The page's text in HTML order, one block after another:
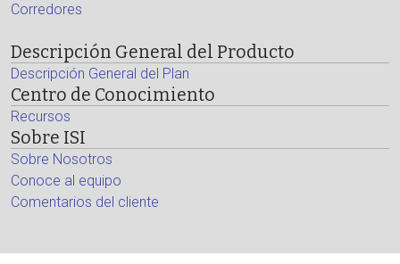
Corredores
Descripción General del Producto
Descripción General del Plan
Centro de Conocimiento
Recursos
Sobre ISI
Sobre Nosotros
Conoce al equipo
Comentarios del cliente